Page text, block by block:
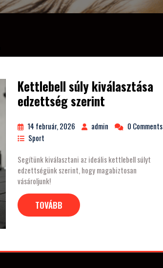
Kettlebell súly kiválasztása
edzettség szerint
14 február, 2026 admin
0 Comments
Sport
Segítünk kiválasztani az ideális kettlebell súlyt
edzettségünk szerint, hogy magabiztosan
vásároljunk!
TOVÁBB